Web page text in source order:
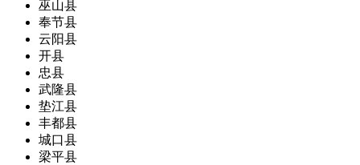
巫山县
奉节县
云阳县
开县
忠县
武隆县
垫江县
丰都县
城口县
梁平县